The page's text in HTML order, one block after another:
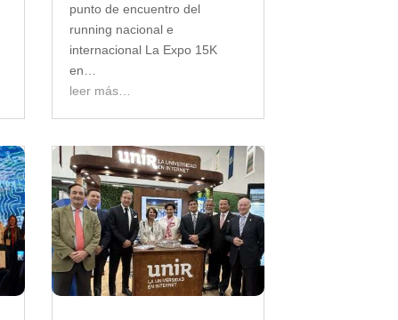
punto de encuentro del
running nacional e
internacional La Expo 15K
en…
leer más…